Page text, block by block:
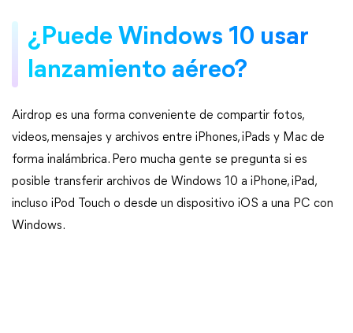
¿Puede Windows 10 usar
lanzamiento aéreo?
Airdrop es una forma conveniente de compartir fotos,
videos, mensajes y archivos entre iPhones, iPads y Mac de
forma inalámbrica. Pero mucha gente se pregunta si es
posible transferir archivos de Windows 10 a iPhone, iPad,
incluso iPod Touch o desde un dispositivo iOS a una PC con
Windows.